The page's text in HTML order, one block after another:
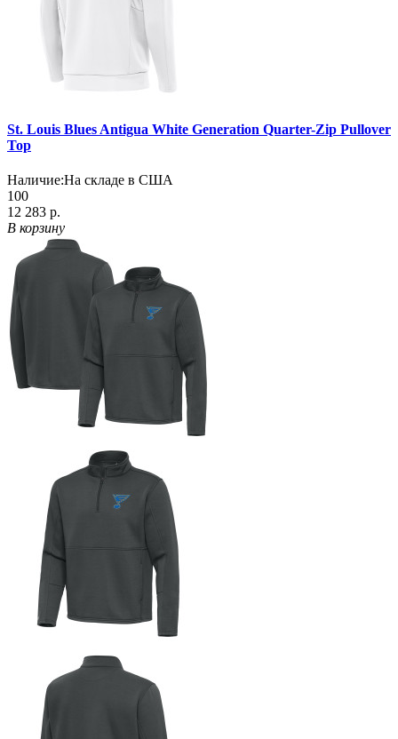
St. Louis Blues Antigua White Generation Quarter-Zip Pullover
Top
Наличие:На складе в США
100
12 283 р.
В корзину